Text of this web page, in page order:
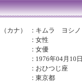
カナ） ： キムラ ヨシノ
：女性
：女優
： 1976年04月10
： おひつじ座
：東京都